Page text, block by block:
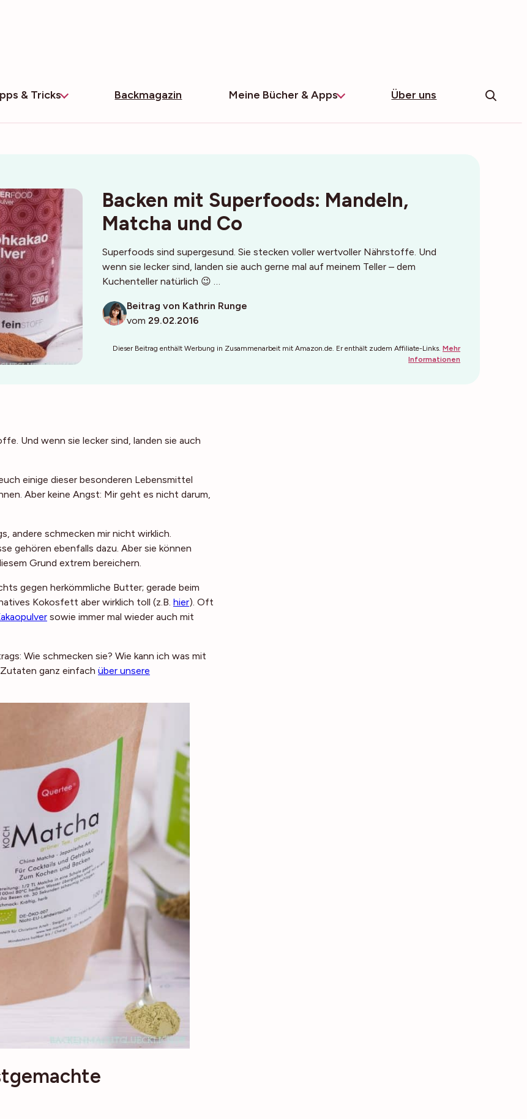
& Tricks Backmagazin Meine Bücher & Apps Über uns
Backen mit Superfoods: Mandeln,
Matcha und Co
Superfoods sind supergesund. Sie stecken voller wertvoller Nährstoffe. Und
wenn sie lecker sind, landen sie auch gerne mal auf meinem Teller – dem
Kuchenteller natürlich 😉 …
Beitrag von Kathrin Runge
vom 29.02.2016
Dieser Beitrag enthält Werbung in Zusammenarbeit mit Amazon.de. Er enthält zudem Affiliate-Links.Mehr
Informationen
Und wenn sie lecker sind, landen sie auch
einige dieser besonderen Lebensmittel
Aber keine Angst: Mir geht es nicht darum,
andere schmecken mir nicht wirklich.
gehören ebenfalls dazu. Aber sie können
Grund extrem bereichern.
gegen herkömmliche Butter; gerade beim
Kokosfett aber wirklich toll (z.B. hier). Oft
sowie immer mal wieder auch mit
Wie schmecken sie? Wie kann ich was mit
Zutaten ganz einfach über unsere